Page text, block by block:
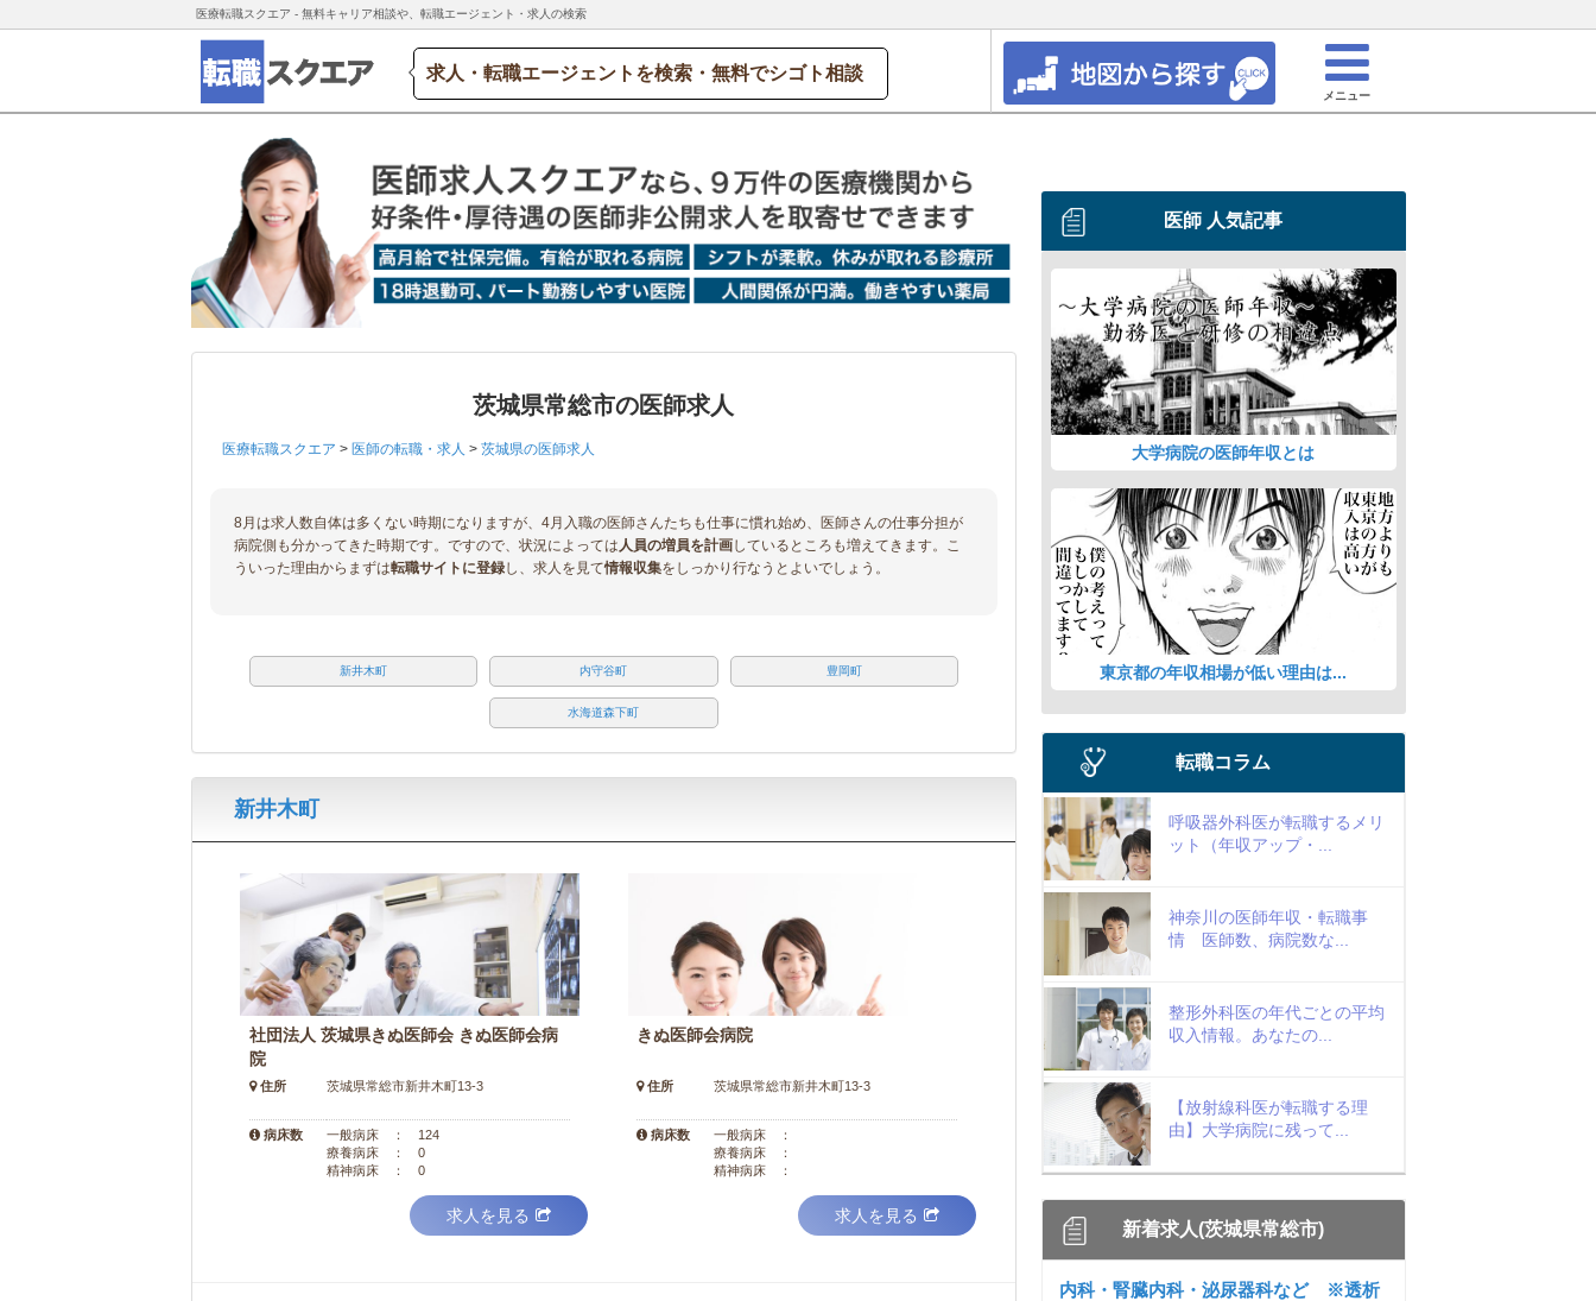
医療転職スクエア - 無料キャリア相談や、転職エージェント・求人の検索
求人・転職エージェントを検索・無料でシゴト相談
メニュー
茨城県常総市の医師求人
医療転職スクエア > 医師の転職・求人 > 茨城県の医師求人
8月は求人数自体は多くない時期になりますが、4月入職の医師さんたちも仕事に慣れ始め、医師さんの仕事分担が
病院側も分かってきた時期です。ですので、状況によっては人員の増員を計画しているところも増えてきます。こ
ういった理由からまずは転職サイトに登録し、求人を見て情報収集をしっかり行なうとよいでしょう。
新井木町 内守谷町 豊岡町
水海道森下町
新井木町
社団法人 茨城県きぬ医師会 きぬ医師会病
院
住所 茨城県常総市新井木町13-3
病床数
一般病床 ： 124
療養病床 ： 0
精神病床 ： 0
求人を見る
きぬ医師会病院
住所 茨城県常総市新井木町13-3
病床数
一般病床 ：
療養病床 ：
精神病床 ：
求人を見る
医師 人気記事
大学病院の医師年収とは
東京都の年収相場が低い理由は...
転職コラム
呼吸器外科医が転職するメリ
ット（年収アップ・...
神奈川の医師年収・転職事
情 医師数、病院数な...
整形外科医の年代ごとの平均
収入情報。あなたの...
【放射線科医が転職する理
由】大学病院に残って...
新着求人(茨城県常総市)
内科・腎臓内科・泌尿器科など ※透析